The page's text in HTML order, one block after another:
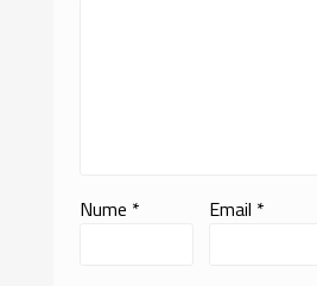
Nume * Email *